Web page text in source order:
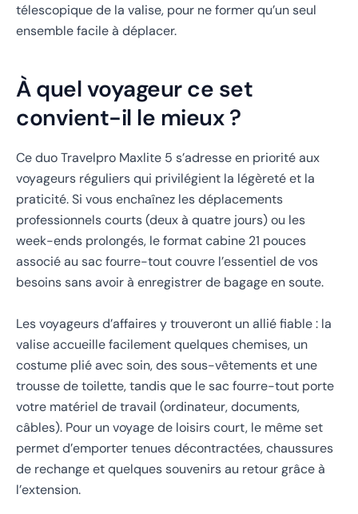
télescopique de la valise, pour ne former qu’un seul
ensemble facile à déplacer.
À quel voyageur ce set
convient-il le mieux ?
Ce duo Travelpro Maxlite 5 s’adresse en priorité aux
voyageurs réguliers qui privilégient la légèreté et la
praticité. Si vous enchaînez les déplacements
professionnels courts (deux à quatre jours) ou les
week-ends prolongés, le format cabine 21 pouces
associé au sac fourre-tout couvre l’essentiel de vos
besoins sans avoir à enregistrer de bagage en soute.
Les voyageurs d’affaires y trouveront un allié fiable : la
valise accueille facilement quelques chemises, un
costume plié avec soin, des sous-vêtements et une
trousse de toilette, tandis que le sac fourre-tout porte
votre matériel de travail (ordinateur, documents,
câbles). Pour un voyage de loisirs court, le même set
permet d’emporter tenues décontractées, chaussures
de rechange et quelques souvenirs au retour grâce à
l’extension.